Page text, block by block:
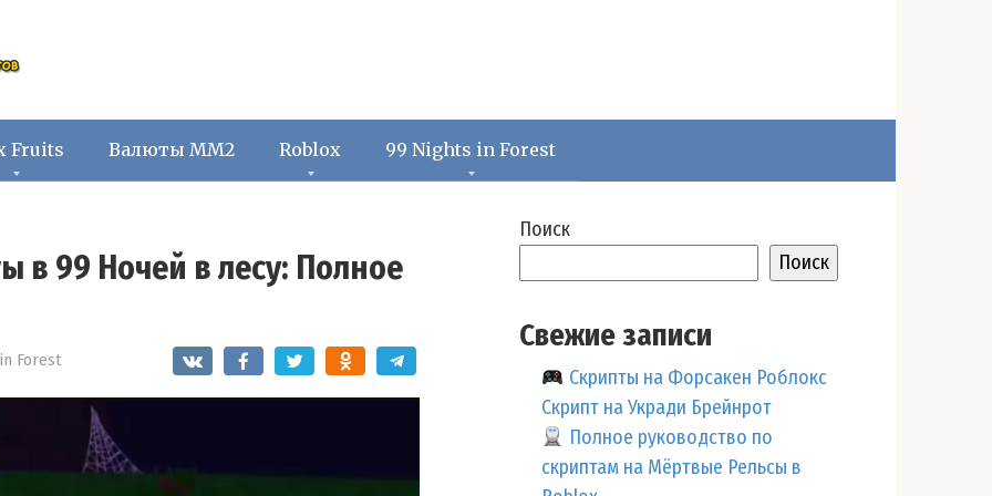
Fruits Валюты ММ2 Roblox 99 Nights in Forest
в 99 Ночей в лесу: Полное
Forest
Поиск
Поиск
Свежие записи
Скрипты на Форсакен Роблокс
Скрипт на Укради Брейнрот
Полное руководство по
скриптам на Мёртвые Рельсы в